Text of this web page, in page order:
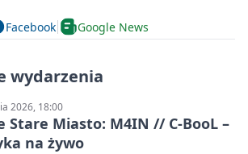
Facebook Google News
wydarzenia
2026, 18:00
Stare Miasto: M4IN // C-BooL –
na żywo